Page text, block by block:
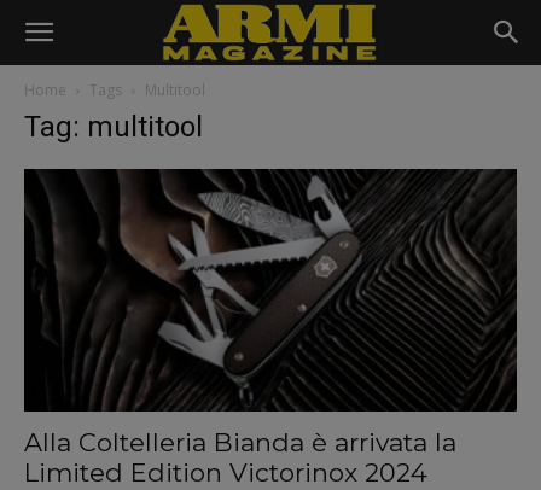
Home Tags Multitool
Tag: multitool
Alla Coltelleria Bianda è arrivata la
Limited Edition Victorinox 2024